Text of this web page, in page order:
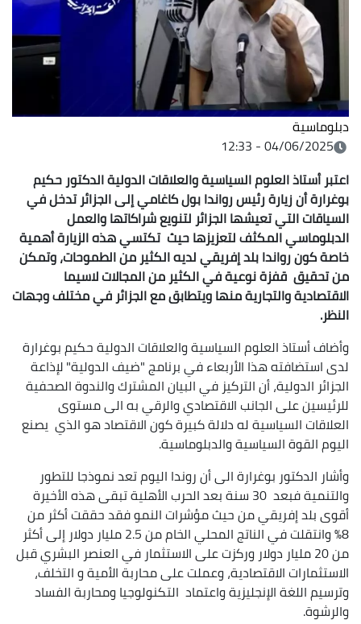
دبلوماسية
04/06/2025 - 12:33
اعتبر أستاذ العلوم السياسية والعلاقات الدولية الدكتور حكيم
بوغرارة أن زيارة رئيس رواندا بول كاغامي إلى الجزائر تدخل في
السياقات التي تعيشها الجزائر لتنويع شراكاتها والعمل
الدبلوماسي المكثف لتعزيزها حيث تكتسي هذه الزيارة أهمية
خاصة كون رواندا بلد إفريقي لديه الكثير من الطموحات، وتمكن
من تحقيق قفزة نوعية في الكثير من المجالات لاسيما
الاقتصادية والتجارية منها ويتطابق مع الجزائر في مختلف وجهات
النظر.
وأضاف أستاذ العلوم السياسية والعلاقات الدولية حكيم بوغرارة
لدى استضافته هذا الأربعاء في برنامج "ضيف الدولية" لإذاعة
الجزائر الدولية، أن التركيز في البيان المشترك والندوة الصحفية
للرئيسين على الجانب الاقتصادي والرقي به الى مستوى
العلاقات السياسية له دلالة كبيرة كون الاقتصاد هو الذي يصنع
اليوم القوة السياسية والدبلوماسية.
وأشار الدكتور بوغرارة الى أن روندا اليوم تعد نموذجا للتطور
والتنمية فبعد 30 سنة بعد الحرب الأهلية تبقى هذه الأخيرة
أقوى بلد إفريقي من حيث مؤشرات النمو فقد حققت أكثر من
8% وانتقلت في الناتج المحلي الخام من 2.5 مليار دولار إلى أكثر
من 20 مليار دولار وركزت على الاستثمار في العنصر البشري قبل
الاستثمارات الاقتصادية، وعملت على محاربة الأمية و التخلف،
وترسيم اللغة الإنجليزية واعتماد التكنولوجيا ومحاربة الفساد
والرشوة.